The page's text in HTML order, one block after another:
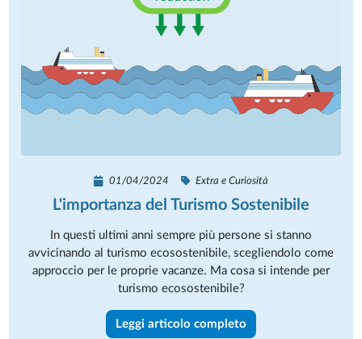
L'importanza del Turismo Sostenibile
01/04/2024 Extra e Curiosità
In questi ultimi anni sempre più persone si stanno
avvicinando al turismo ecosostenibile, scegliendolo come
approccio per le proprie vacanze. Ma cosa si intende per
turismo ecosostenibile?
Leggi articolo completo